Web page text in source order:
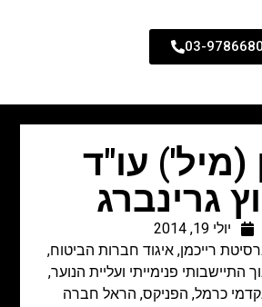
03-9786680
(מיל') עו"ד
גרינברג
יולי 19, 2014
רייכמן,איגוד חברות הביטוח,
התיישבותי פנימייתי ועליית הנוער,
כרמל, הפניקס, הראל חברה